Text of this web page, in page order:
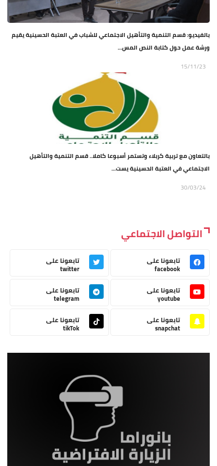
بالفيديو: قسم التنمية والتأهيل الاجتماعي للشباب في العتبة الحسينية يقيم
ورشة عمل حول كتابة النص المس...
15/11/23
بالتعاون مع تربية كربلاء وتستمر أسبوعا كاملا.. قسم التنمية والتأهيل
الاجتماعي في العتبة الحسينية يست...
30/03/24
التواصل الاجتماعي
تابعونا على
facebook
تابعونا على
twitter
تابعونا على
youtube
تابعونا على
telegram
تابعونا على
snapchat
تابعونا على
tikTok